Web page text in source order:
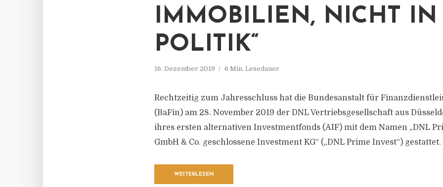
IMMOBILIEN, NICHT IN
POLITIK“
16. Dezember 2019 6 Min. Lesedauer
Rechtzeitig zum Jahresschluss hat die Bundesanstalt für
(BaFin) am 28. November 2019 der DNL Vertriebsgesellschaft aus
ihres ersten alternativen Investmentfonds (AIF) mit dem Namen „DNL
GmbH & Co. geschlossene Investment KG“ („DNL Prime Invest“) gestattet.
WEITERLESEN